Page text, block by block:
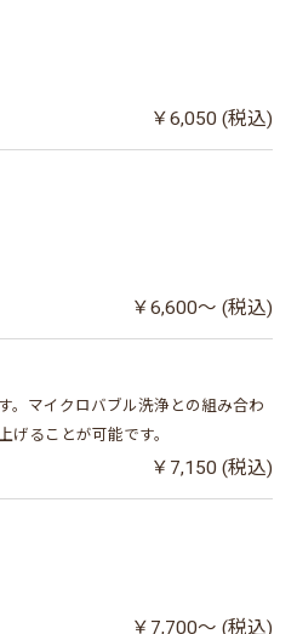
￥6,050 (税込)
￥6,600～ (税込)
。マイクロバブル洗浄との組み合わ
げることが可能です。
￥7,150 (税込)
￥7,700～ (税込)